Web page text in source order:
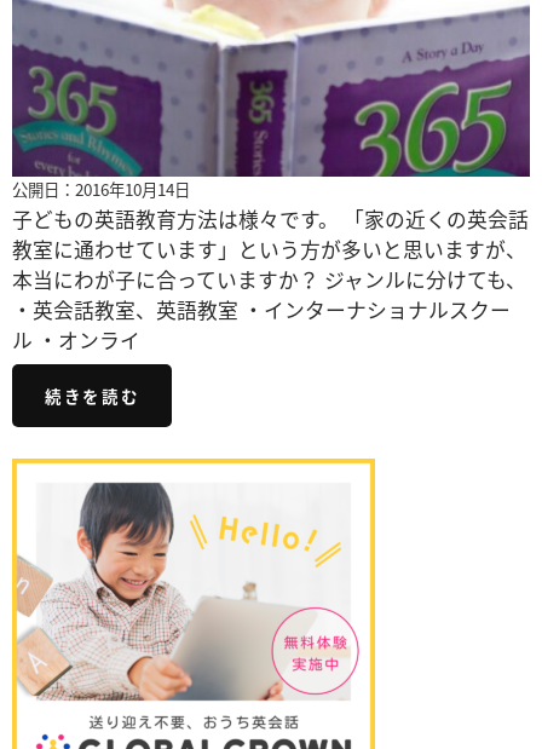
公開日：2016年10月14日
子どもの英語教育方法は様々です。 「家の近くの英会話
教室に通わせています」という方が多いと思いますが、
本当にわが子に合っていますか？ ジャンルに分けても、
・英会話教室、英語教室 ・インターナショナルスクー
ル ・オンライ
続きを読む